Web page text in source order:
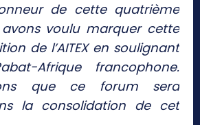
de cette quatrième
voulu marquer cette
de l’AITEX en soulignant
Afrique francophone.
que ce forum sera
la consolidation de cet